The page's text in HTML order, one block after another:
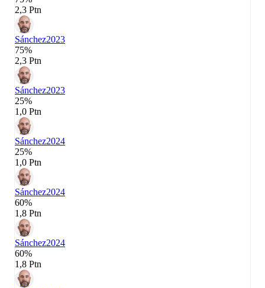
2,3 Ptn
Sánchez2023
75%
2,3 Ptn
Sánchez2023
25%
1,0 Ptn
Sánchez2024
25%
1,0 Ptn
Sánchez2024
60%
1,8 Ptn
Sánchez2024
60%
1,8 Ptn